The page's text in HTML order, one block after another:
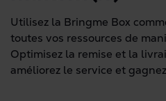
Utilisez la Bringme Box
toutes vos ressources de
Optimisez la remise et la
améliorez le service et